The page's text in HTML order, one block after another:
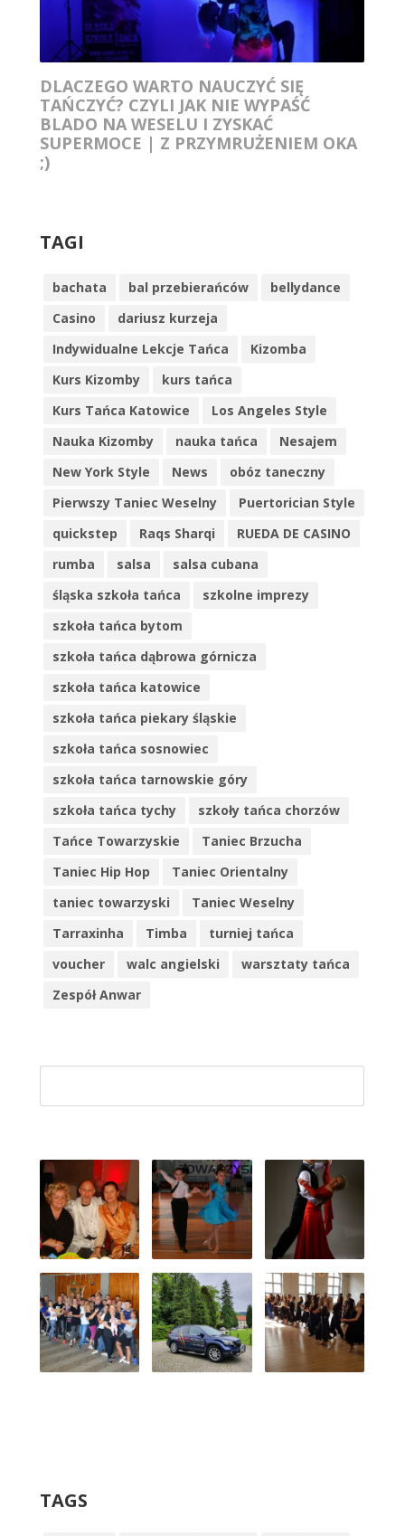
DLACZEGO WARTO NAUCZYĆ SIĘ
TAŃCZYĆ? CZYLI JAK NIE WYPAŚĆ
BLADO NA WESELU I ZYSKAĆ
SUPERMOCE | Z PRZYMRUŻENIEM OKA
;)
TAGI
bachata bal przebierańców
bellydance
Casino
dariusz kurzeja
Indywidualne Lekcje Tańca
Kizomba
Kurs Kizomby
kurs tańca
Kurs Tańca Katowice
Los Angeles Style
Nauka Kizomby
nauka tańca
Nesajem
New York Style
News
obóz taneczny
Pierwszy Taniec Weselny
Puertorician Style
quickstep
Raqs Sharqi
RUEDA DE CASINO
rumba
salsa
salsa cubana
śląska szkoła tańca
szkolne imprezy
szkoła tańca bytom
szkoła tańca dąbrowa górnicza
szkoła tańca katowice
szkoła tańca piekary śląskie
szkoła tańca sosnowiec
szkoła tańca tarnowskie góry
szkoła tańca tychy
szkoły tańca chorzów
Tańce Towarzyskie
Taniec Brzucha
Taniec Hip Hop
Taniec Orientalny
taniec towarzyski
Taniec Weselny
Tarraxinha
Timba
turniej tańca
voucher
walc angielski
warsztaty tańca
Zespół Anwar
TAGS